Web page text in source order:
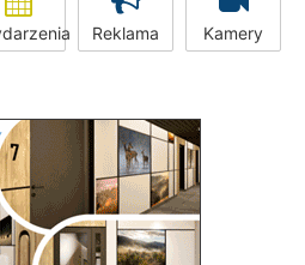
Reklama Kamery